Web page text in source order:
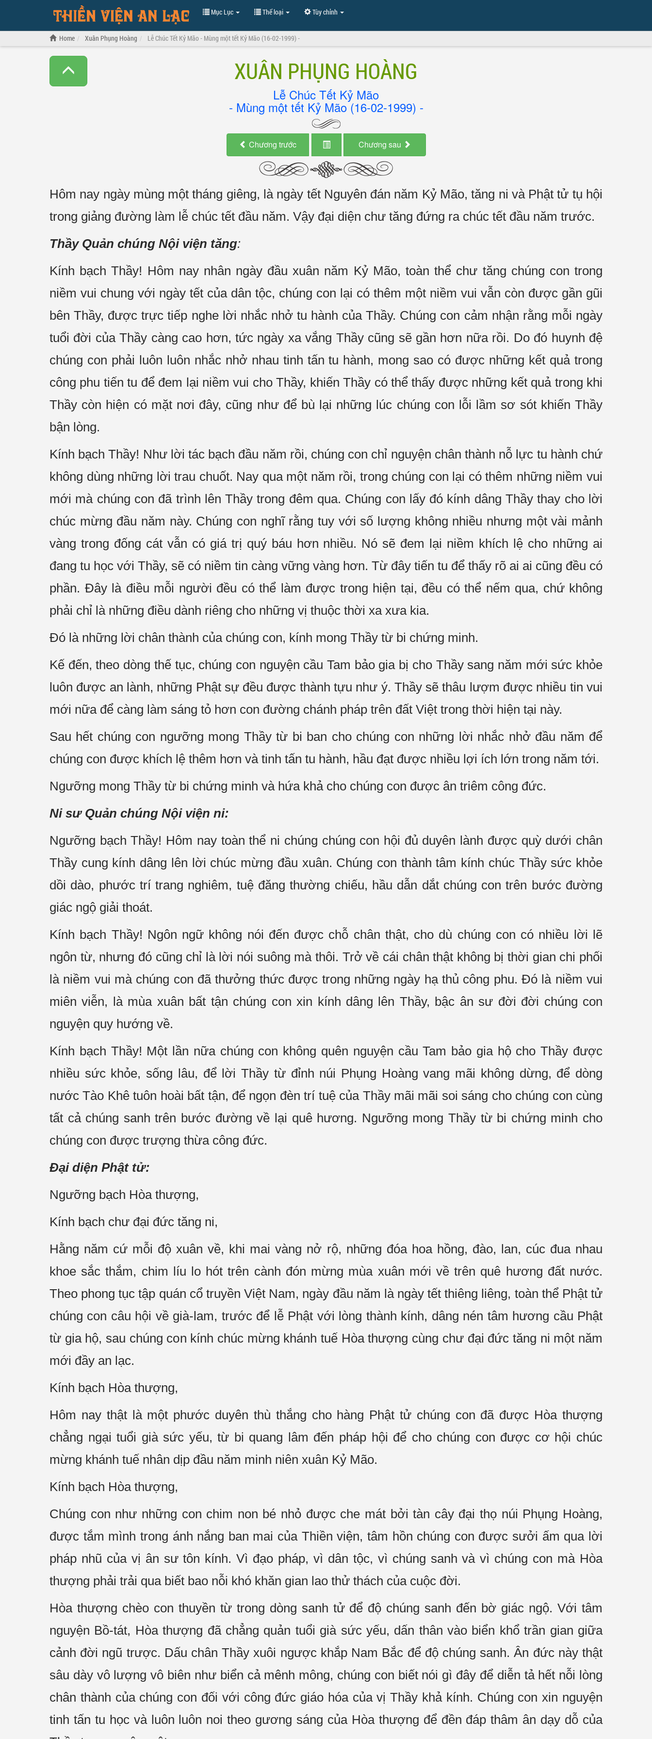
Mục Lục Thể loại Tùy chỉnh
Home Xuân Phụng Hoàng Lễ Chúc Tết Kỷ Mão - Mùng một tết Kỷ Mão (16-02-1999) -
XUÂN PHỤNG HOÀNG
Lễ Chúc Tết Kỷ Mão
- Mùng một tết Kỷ Mão (16-02-1999) -
Chương trước Chương sau
Hôm nay ngày mùng một tháng giêng, là ngày tết Nguyên đán năm Kỷ Mão, tăng ni và Phật tử tụ hội
trong giảng đường làm lễ chúc tết đầu năm. Vậy đại diện chư tăng đứng ra chúc tết đầu năm trước.
Thầy Quản chúng Nội viện tăng:
Kính bạch Thầy! Hôm nay nhân ngày đầu xuân năm Kỷ Mão, toàn thể chư tăng chúng con trong
niềm vui chung với ngày tết của dân tộc, chúng con lại có thêm một niềm vui vẫn còn được gần gũi
bên Thầy, được trực tiếp nghe lời nhắc nhở tu hành của Thầy. Chúng con cảm nhận rằng mỗi ngày
tuổi đời của Thầy càng cao hơn, tức ngày xa vắng Thầy cũng sẽ gần hơn nữa rồi. Do đó huynh đệ
chúng con phải luôn luôn nhắc nhở nhau tinh tấn tu hành, mong sao có được những kết quả trong
công phu tiến tu để đem lại niềm vui cho Thầy, khiến Thầy có thể thấy được những kết quả trong khi
Thầy còn hiện có mặt nơi đây, cũng như để bù lại những lúc chúng con lỗi lầm sơ sót khiến Thầy
bận lòng.
Kính bạch Thầy! Như lời tác bạch đầu năm rồi, chúng con chỉ nguyện chân thành nỗ lực tu hành chứ
không dùng những lời trau chuốt. Nay qua một năm rồi, trong chúng con lại có thêm những niềm vui
mới mà chúng con đã trình lên Thầy trong đêm qua. Chúng con lấy đó kính dâng Thầy thay cho lời
chúc mừng đầu năm này. Chúng con nghĩ rằng tuy với số lượng không nhiều nhưng một vài mảnh
vàng trong đống cát vẫn có giá trị quý báu hơn nhiều. Nó sẽ đem lại niềm khích lệ cho những ai
đang tu học với Thầy, sẽ có niềm tin càng vững vàng hơn. Từ đây tiến tu để thấy rõ ai ai cũng đều có
phần. Đây là điều mỗi người đều có thể làm được trong hiện tại, đều có thể nếm qua, chứ không
phải chỉ là những điều dành riêng cho những vị thuộc thời xa xưa kia.
Đó là những lời chân thành của chúng con, kính mong Thầy từ bi chứng minh.
Kế đến, theo dòng thế tục, chúng con nguyện cầu Tam bảo gia bị cho Thầy sang năm mới sức khỏe
luôn được an lành, những Phật sự đều được thành tựu như ý. Thầy sẽ thâu lượm được nhiều tin vui
mới nữa để càng làm sáng tỏ hơn con đường chánh pháp trên đất Việt trong thời hiện tại này.
Sau hết chúng con ngưỡng mong Thầy từ bi ban cho chúng con những lời nhắc nhở đầu năm để
chúng con được khích lệ thêm hơn và tinh tấn tu hành, hầu đạt được nhiều lợi ích lớn trong năm tới.
Ngưỡng mong Thầy từ bi chứng minh và hứa khả cho chúng con được ân triêm công đức.
Ni sư Quản chúng Nội viện ni:
Ngưỡng bạch Thầy! Hôm nay toàn thể ni chúng chúng con hội đủ duyên lành được quỳ dưới chân
Thầy cung kính dâng lên lời chúc mừng đầu xuân. Chúng con thành tâm kính chúc Thầy sức khỏe
dồi dào, phước trí trang nghiêm, tuệ đăng thường chiếu, hầu dẫn dắt chúng con trên bước đường
giác ngộ giải thoát.
Kính bạch Thầy! Ngôn ngữ không nói đến được chỗ chân thật, cho dù chúng con có nhiều lời lẽ
ngôn từ, nhưng đó cũng chỉ là lời nói suông mà thôi. Trở về cái chân thật không bị thời gian chi phối
là niềm vui mà chúng con đã thưởng thức được trong những ngày hạ thủ công phu. Đó là niềm vui
miên viễn, là mùa xuân bất tận chúng con xin kính dâng lên Thầy, bậc ân sư đời đời chúng con
nguyện quy hướng về.
Kính bạch Thầy! Một lần nữa chúng con không quên nguyện cầu Tam bảo gia hộ cho Thầy được
nhiều sức khỏe, sống lâu, để lời Thầy từ đỉnh núi Phụng Hoàng vang mãi không dừng, để dòng
nước Tào Khê tuôn hoài bất tận, để ngọn đèn trí tuệ của Thầy mãi mãi soi sáng cho chúng con cùng
tất cả chúng sanh trên bước đường về lại quê hương. Ngưỡng mong Thầy từ bi chứng minh cho
chúng con được trượng thừa công đức.
Đại diện Phật tử:
Ngưỡng bạch Hòa thượng,
Kính bạch chư đại đức tăng ni,
Hằng năm cứ mỗi độ xuân về, khi mai vàng nở rộ, những đóa hoa hồng, đào, lan, cúc đua nhau
khoe sắc thắm, chim líu lo hót trên cành đón mừng mùa xuân mới về trên quê hương đất nước.
Theo phong tục tập quán cổ truyền Việt Nam, ngày đầu năm là ngày tết thiêng liêng, toàn thể Phật tử
chúng con câu hội về già-lam, trước để lễ Phật với lòng thành kính, dâng nén tâm hương cầu Phật
từ gia hộ, sau chúng con kính chúc mừng khánh tuế Hòa thượng cùng chư đại đức tăng ni một năm
mới đầy an lạc.
Kính bạch Hòa thượng,
Hôm nay thật là một phước duyên thù thắng cho hàng Phật tử chúng con đã được Hòa thượng
chẳng ngại tuổi già sức yếu, từ bi quang lâm đến pháp hội để cho chúng con được cơ hội chúc
mừng khánh tuế nhân dịp đầu năm minh niên xuân Kỷ Mão.
Kính bạch Hòa thượng,
Chúng con như những con chim non bé nhỏ được che mát bởi tàn cây đại thọ núi Phụng Hoàng,
được tắm mình trong ánh nắng ban mai của Thiền viện, tâm hồn chúng con được sưởi ấm qua lời
pháp nhũ của vị ân sư tôn kính. Vì đạo pháp, vì dân tộc, vì chúng sanh và vì chúng con mà Hòa
thượng phải trải qua biết bao nỗi khó khăn gian lao thử thách của cuộc đời.
Hòa thượng chèo con thuyền từ trong dòng sanh tử để độ chúng sanh đến bờ giác ngộ. Với tâm
nguyện Bồ-tát, Hòa thượng đã chẳng quản tuổi già sức yếu, dấn thân vào biển khổ trần gian giữa
cảnh đời ngũ trược. Dấu chân Thầy xuôi ngược khắp Nam Bắc để độ chúng sanh. Ân đức này thật
sâu dày vô lượng vô biên như biển cả mênh mông, chúng con biết nói gì đây để diễn tả hết nỗi lòng
chân thành của chúng con đối với công đức giáo hóa của vị Thầy khả kính. Chúng con xin nguyện
tinh tấn tu học và luôn luôn noi theo gương sáng của Hòa thượng để đền đáp thâm ân dạy dỗ của